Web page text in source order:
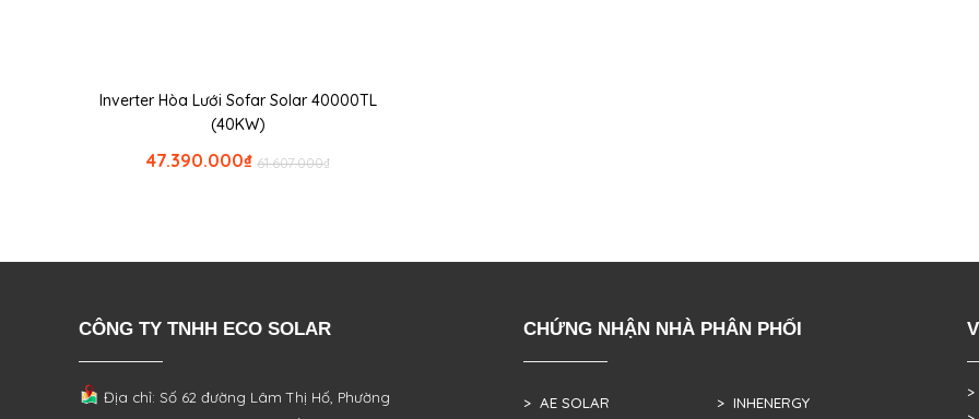
Inverter Hòa Lưới Sofar Solar 40000TL
(40KW)
₫
61.607.000
₫
47.390.000
CÔNG TY TNHH ECO SOLAR
Địa chỉ: Số 62 đường Lâm Thị Hố, Phường
CHỨNG NHẬN NHÀ PHÂN PHỐI
> AE SOLAR > INHENERGY
>